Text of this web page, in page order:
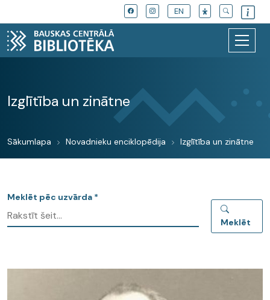
EN
Izglītība un zinātne
Sākumlapa Novadnieku enciklopēdija Izglītība un zinātne
Meklēt pēc uzvārda *
Meklēt